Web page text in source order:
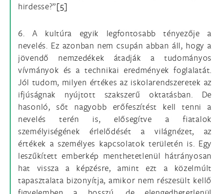
hirdesse?”[5]
6. A kultúra egyik legfontosabb tényezője a
nevelés. Ez azonban nem csupán abban áll, hogy a
jövendő nemzedékek átadják a tudományos
vívmányok és a technikai eredmények foglalatát.
Jól tudom, milyen értékes az iskolarendszeretek az
ifjúságnak nyújtott szakszerű oktatásban. De
hasonló, sőt nagyobb erőfeszítést kell tenni a
nevelés terén is, elősegítve a fiatalok
személyiségének érlelődését a világnézet, az
értékek a személyes kapcsolatok területén is. Egy
leszűkített emberkép menthetetlenül hátrányosan
hat vissza a képzésre, amint ezt a közelmúlt
tapasztalata bizonyítja, amikor nem részesült kellő